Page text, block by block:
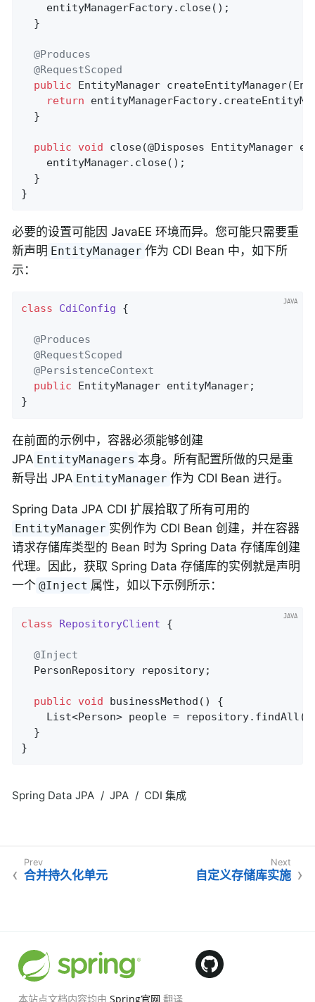
    entityManagerFactory.close();
  }
@Produces
@RequestScoped
public EntityManager createEntityManager
return
  }
public void close(@Disposes EntityManager
    entityManager.close();
  }
}
必要的设置可能因 JavaEE 环境而异。您可能只需要重
新声明 EntityManager 作为 CDI Bean 中，如下所
示：
class CdiConfig {
@Produces
@RequestScoped
@PersistenceContext
public EntityManager entityManager;
}
在前面的示例中，容器必须能够创建
JPA EntityManagers 本身。所有配置所做的只是重
新导出 JPA EntityManager 作为 CDI Bean 进行。
Spring Data JPA CDI 扩展拾取了所有可用的
EntityManager 实例作为 CDI Bean 创建，并在容器
请求存储库类型的 Bean 时为 Spring Data 存储库创建
代理。因此，获取 Spring Data 存储库的实例就是声明
一个 @Inject 属性，如以下示例所示：
class RepositoryClient {
@Inject
  PersonRepository repository;
public void businessMethod ()
{
List<Person> people =
  }
}
Spring Data JPA JPA CDI 集成
合并持久化单元 自定义存储库实施
本站点文档内容均由 Spring官网 翻译